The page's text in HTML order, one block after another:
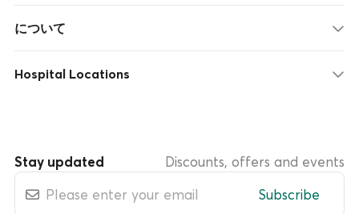
について
Hospital Locations
Stay updated
Discounts, offers and events
Subscribe